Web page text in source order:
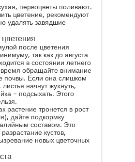
первоцветы поливают.
цветение, рекомендуют
удалять завядшие
после цветения
так как до августа
в состоянии летнего
время обращайте внимание
почвы. Если она слишком
начнут жухнуть,
– подсыхать. Этого
растение тронется в рост
дайте подкормку
составом. Это
кустов,
новых цветочных